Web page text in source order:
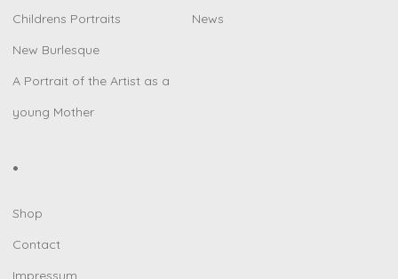
Childrens Portraits
New Burlesque
A Portrait of the Artist as a
young Mother
News
•
Shop
Contact
Impressum